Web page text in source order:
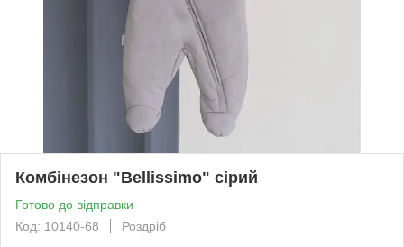
Комбінезон "Bellissimo" сірий
Готово до відправки
Код: 10140-68
Роздріб